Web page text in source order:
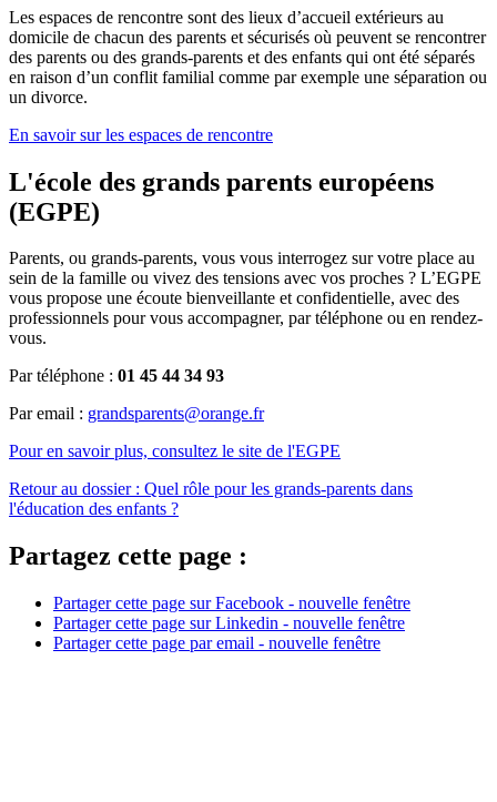
Les espaces de rencontre sont des lieux d’accueil extérieurs au
domicile de chacun des parents et sécurisés où peuvent se rencontrer
des parents ou des grands-parents et des enfants qui ont été séparés
en raison d’un conflit familial comme par exemple une séparation ou
un divorce.
En savoir sur les espaces de rencontre
L'école des grands parents européens
(EGPE)
Parents, ou grands-parents, vous vous interrogez sur votre place au
sein de la famille ou vivez des tensions avec vos proches ? L’EGPE
vous propose une écoute bienveillante et confidentielle, avec des
professionnels pour vous accompagner, par téléphone ou en rendez-
vous.
Par téléphone : 01 45 44 34 93
Par email : grandsparents@orange.fr
Pour en savoir plus, consultez le site de l'EGPE
Retour au dossier : Quel rôle pour les grands-parents dans
l'éducation des enfants ?
Partagez cette page :
Partager cette page sur Facebook - nouvelle fenêtre
Partager cette page sur Linkedin - nouvelle fenêtre
Partager cette page par email - nouvelle fenêtre